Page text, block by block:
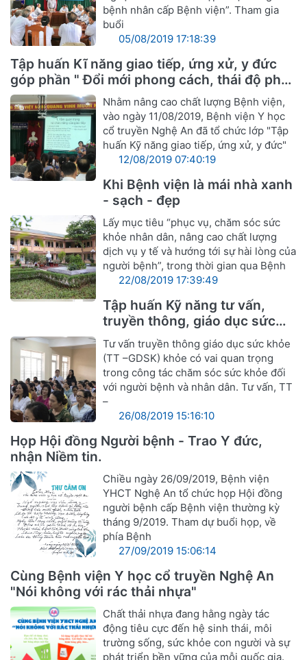
bệnh nhân cấp Bệnh viện”. Tham gia
buổi
05/08/2019 17:18:39
Tập huấn Kĩ năng giao tiếp, ứng xử, y đức
góp phần " Đổi mới phong cách, thái độ phục
vụ cán bộ ngành Y hướng tới sự hài lòng
người bệnh"
Nhằm nâng cao chất lượng Bệnh viện,
vào ngày 11/08/2019, Bệnh viện Y học
cổ truyền Nghệ An đã tổ chức lớp "Tập
huấn Kỹ năng giao tiếp, ứng xử, y đức"
12/08/2019 07:40:19
Khi Bệnh viện là mái nhà xanh
- sạch - đẹp
Lấy mục tiêu “phục vụ, chăm sóc sức
khỏe nhân dân, nâng cao chất lượng
dịch vụ y tế và hướng tới sự hài lòng của
người bệnh”, trong thời gian qua Bệnh
22/08/2019 17:39:49
Tập huấn Kỹ năng tư vấn,
truyền thông, giáo dục sức
khỏe
Tư vấn truyền thông giáo dục sức khỏe
(TT –GDSK) khỏe có vai quan trọng
trong công tác chăm sóc sức khỏe đối
với người bệnh và nhân dân. Tư vấn, TT
–
26/08/2019 15:16:10
Họp Hội đồng Người bệnh - Trao Y đức,
nhận Niềm tin.
Chiều ngày 26/09/2019, Bệnh viện
YHCT Nghệ An tổ chức họp Hội đồng
người bệnh cấp Bệnh viện thường kỳ
tháng 9/2019. Tham dự buổi họp, về
phía Bệnh
27/09/2019 15:06:14
Cùng Bệnh viện Y học cổ truyền Nghệ An
"Nói không với rác thải nhựa"
Chất thải nhựa đang hằng ngày tác
động tiêu cực đến hệ sinh thái, môi
trường sống, sức khỏe con người và sự
phát triển bền vững của mỗi quốc gia.